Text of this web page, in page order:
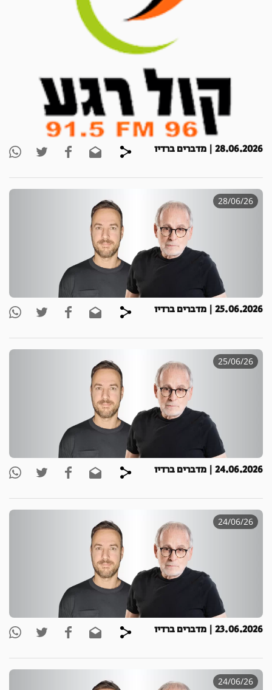
28.06.2026 | מדברים ברדיו
28/06/26
25.06.2026 | מדברים ברדיו
25/06/26
24.06.2026 | מדברים ברדיו
24/06/26
23.06.2026 | מדברים ברדיו
24/06/26